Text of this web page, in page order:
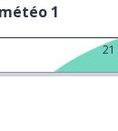
1
21